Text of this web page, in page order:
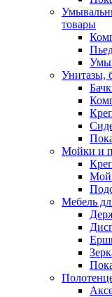
товары
Унитазы,
Мойки и
Мебель